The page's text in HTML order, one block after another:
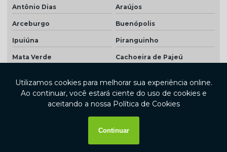
Antônio Dias Araújos
Arceburgo Buenópolis
Ipuiúna Piranguinho
Mata Verde Cachoeira de Pajeú
Coqueiral Santana do Manhuaçu
Lagoa Grande Miradouro